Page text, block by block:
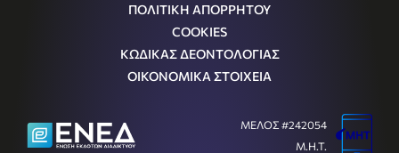
ΠΟΛΙΤΙΚΗ ΑΠΟΡΡΗΤΟΥ
COOKIES
ΚΩΔΙΚΑΣ ΔΕΟΝΤΟΛΟΓΙΑΣ
ΟΙΚΟΝΟΜΙΚΑ ΣΤΟΙΧΕΙΑ
ΜΕΛΟΣ #242054
Μ.Η.Τ.